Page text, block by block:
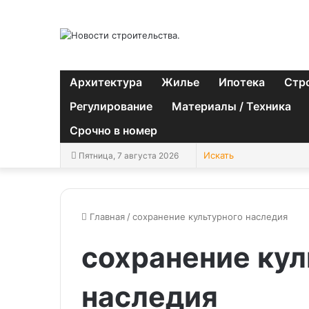
Архитектура Жилье Ипотека
Регулирование
Материалы / Техника
Срочно в номер
Пятница, 7 августа 2026
Главная /сохранение культурного наследия
сохранение
наследия